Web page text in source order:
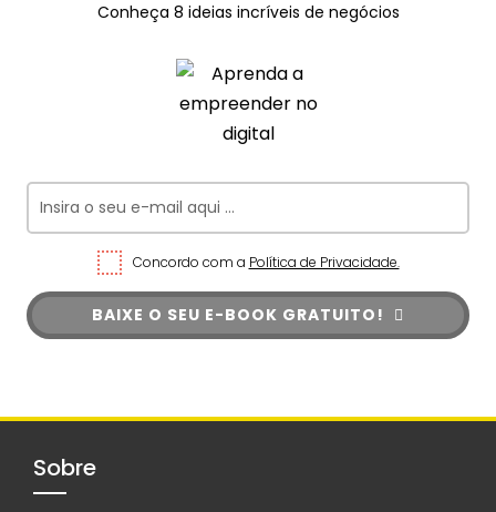
Conheça 8 ideias incríveis de negócios
Concordo com a Política de Privacidade.
BAIXE O SEU E-BOOK GRATUITO!
Sobre